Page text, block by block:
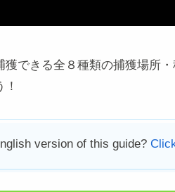
できる全８種類の捕獲場所
version of this guide?